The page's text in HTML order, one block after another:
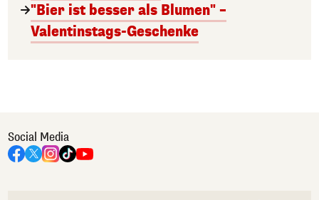
"Bier ist besser als Blumen" –
Valentinstags-Geschenke
Social Media